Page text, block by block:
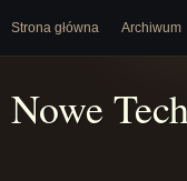
Strona główna Archiwum
Nowe